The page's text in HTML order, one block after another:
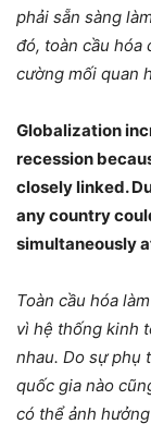
phải sẵn sàng
đó, toàn cầu hóa
cường mối quan
Globalization
recession
closely linked.
any country
simultaneously
Toàn cầu hóa
vì hệ thống kinh
nhau. Do sự phụ
quốc gia nào
có thể ảnh